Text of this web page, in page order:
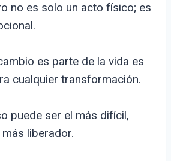
no es solo un acto físico; es
es parte de la vida es
cualquier transformación.
puede ser el más difícil,
liberador.